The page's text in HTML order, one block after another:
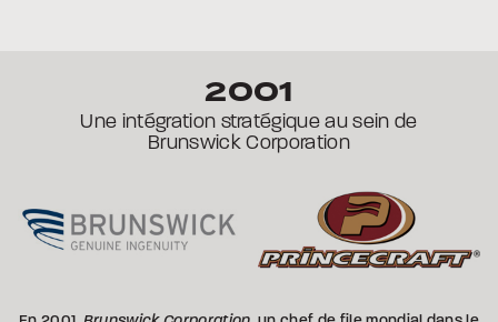
2001
Une intégration stratégique au sein de
Brunswick Corporation